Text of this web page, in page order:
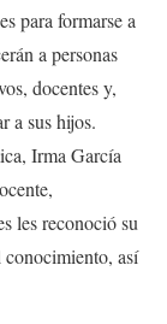
para formarse a
a personas
docentes y,
a sus hijos.
Irma García
les reconoció su
conocimiento, así